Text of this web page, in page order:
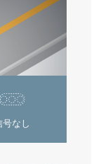
号なし